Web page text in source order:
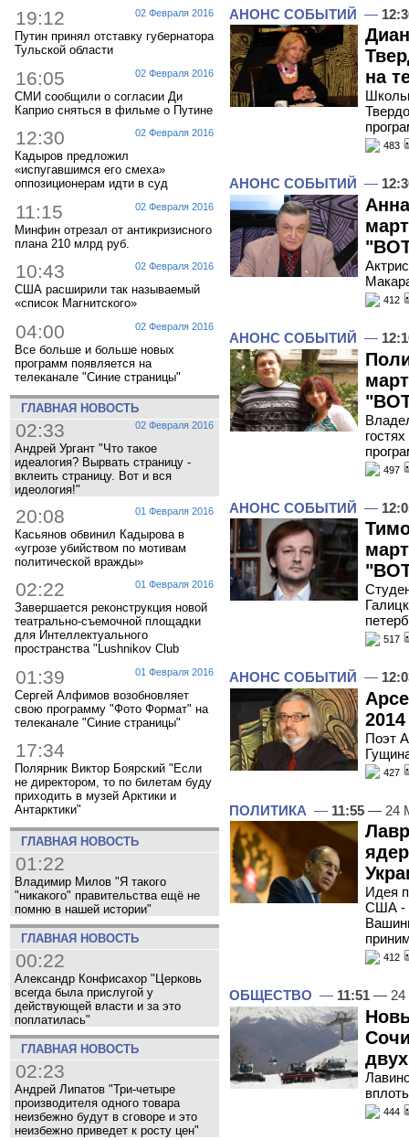
02 Февраля 2016
19:12
Путин принял отставку губернатора
Тульской области
02 Февраля 2016
16:05
СМИ сообщили о согласии Ди
Каприо сняться в фильме о Путине
02 Февраля 2016
12:30
Кадыров предложил
«испугавшимся его смеха»
оппозиционерам идти в суд
02 Февраля 2016
11:15
Минфин отрезал от антикризисного
плана 210 млрд руб.
02 Февраля 2016
10:43
США расширили так называемый
«список Магнитского»
02 Февраля 2016
04:00
Все больше и больше новых
программ появляется на
телеканале "Синие страницы"
ГЛАВНАЯ НОВОСТЬ
02 Февраля 2016
02:33
Андрей Ургант "Что такое
идеалогия? Вырвать страницу -
вклеить страницу. Вот и вся
идеология!"
01 Февраля 2016
20:08
Касьянов обвинил Кадырова в
«угрозе убийством по мотивам
политической вражды»
01 Февраля 2016
02:22
Завершается реконструкция новой
театрально-съемочной площадки
для Интеллектуального
пространства "Lushnikov Club
01 Февраля 2016
01:39
Сергей Алфимов возобновляет
свою программу "Фото Формат" на
телеканале "Синие страницы"
17:34
Полярник Виктор Боярский "Если
не директором, то по билетам буду
приходить в музей Арктики и
Антарктики"
ГЛАВНАЯ НОВОСТЬ
01:22
Владимир Милов "Я такого
"никакого" правительства ещё не
помню в нашей истории"
ГЛАВНАЯ НОВОСТЬ
00:22
Александр Конфисахор "Церковь
всегда была прислугой у
действующей власти и за это
поплатилась"
ГЛАВНАЯ НОВОСТЬ
02:23
Андрей Липатов "Три-четыре
производителя одного товара
неизбежно будут в сговоре и это
неизбежно приведет к росту цен"
АНОНС СОБЫТИЙ —
на
483
АНОНС СОБЫТИЙ —
412
АНОНС СОБЫТИЙ —
497
АНОНС СОБЫТИЙ —
517
АНОНС СОБЫТИЙ —
Поэт
427
ПОЛИТИКА — 11:55 — 24
Идея
США -
412
ОБЩЕСТВО — 11:51 — 24
444